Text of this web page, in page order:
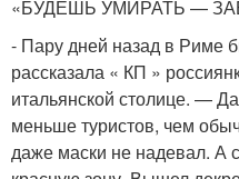
«БУДЕШЬ УМИРАТЬ —
- Пару дней назад в Риме
рассказала « КП »
итальянской столице. —
меньше туристов, чем
даже маски не надевал. А